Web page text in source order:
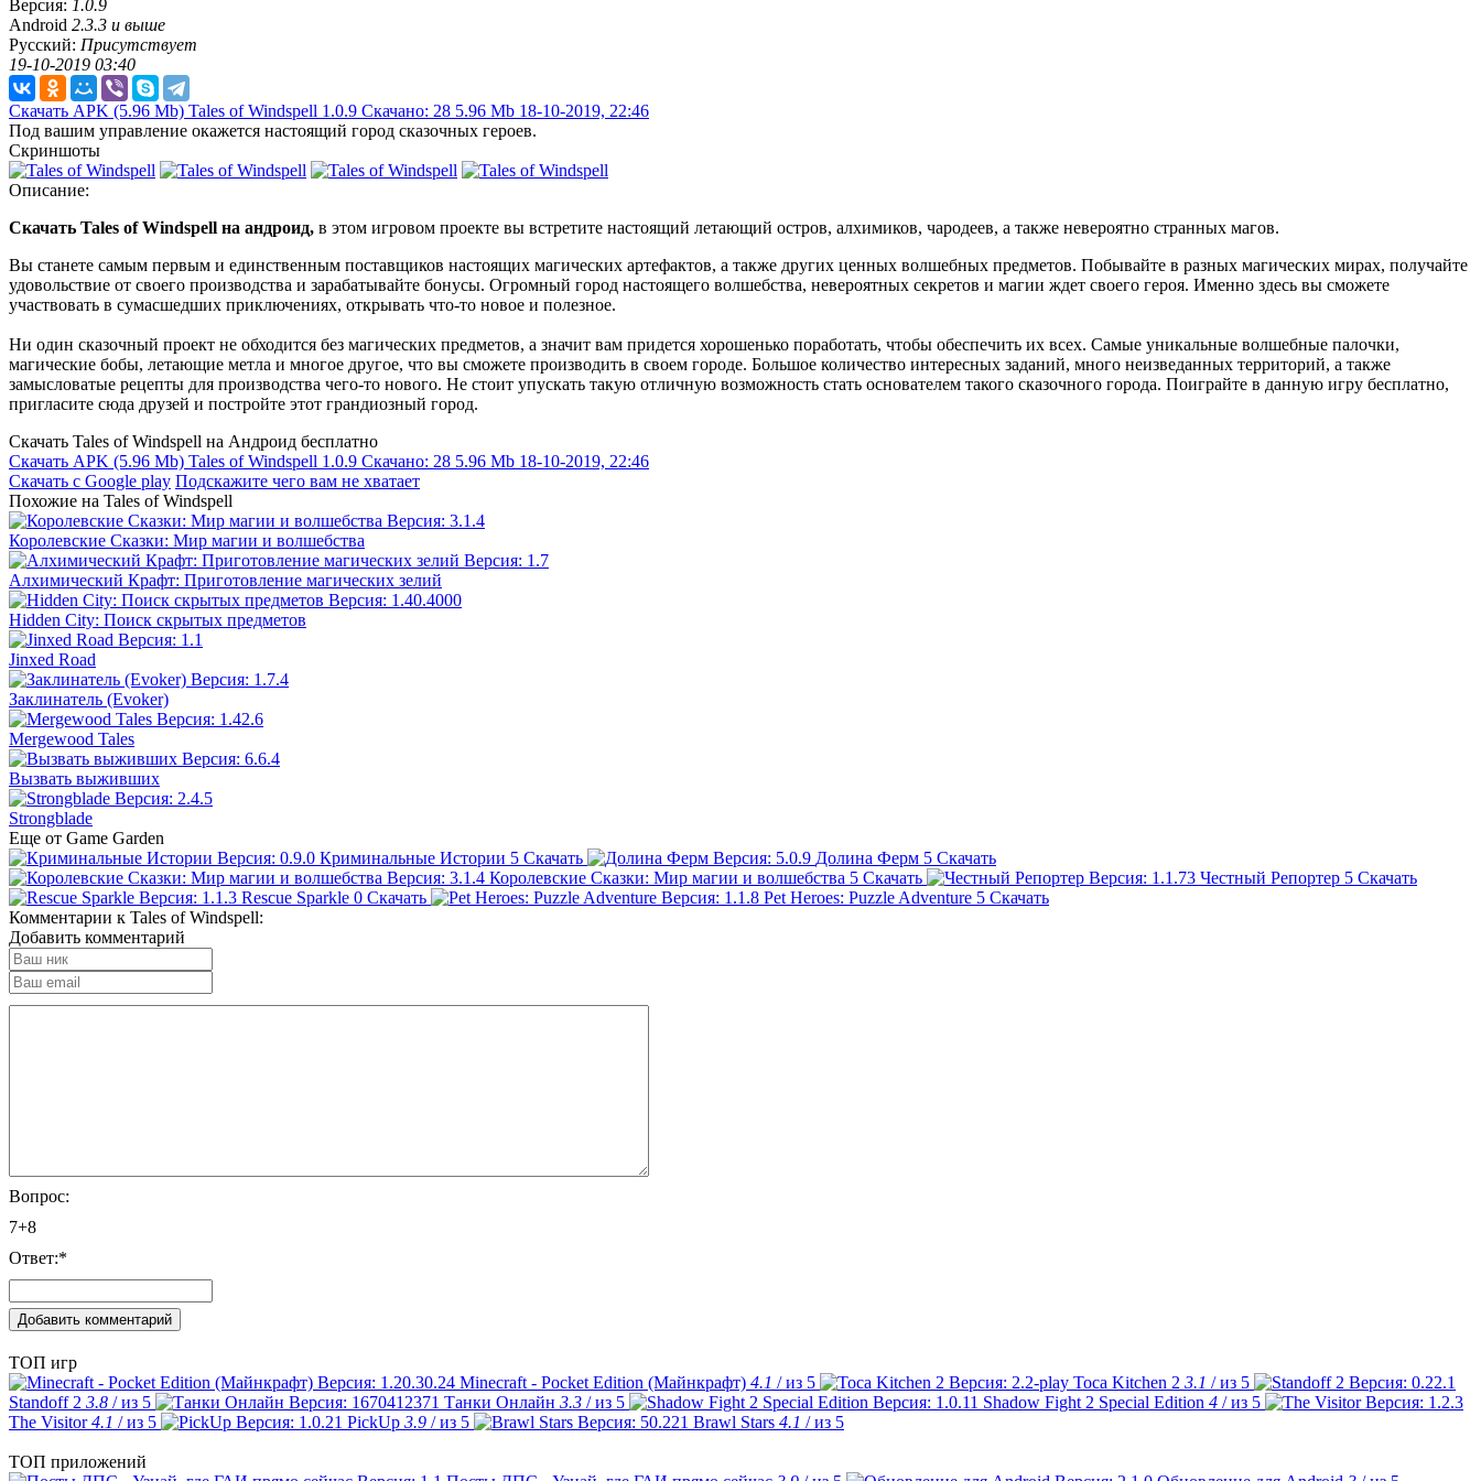
Версия: 1.0.9
Android 2.3.3 и выше
Русский: Присутствует
19-10-2019 03:40
Скачать APK (5.96 Mb) Tales of Windspell 1.0.9 Скачано: 28 5.96 Mb 18-10-2019, 22:46
Под вашим управление окажется настоящий город сказочных героев.
Скриншоты
Описание:
Скачать Tales of Windspell на андроид, в этом игровом проекте вы встретите настоящий летающий остров, алхимиков, чародеев, а также невероятно странных магов.
Вы станете самым первым и единственным поставщиков настоящих магических артефактов, а также других ценных волшебных предметов. Побывайте в разных магических мирах, получайте
удовольствие от своего производства и зарабатывайте бонусы. Огромный город настоящего волшебства, невероятных секретов и магии ждет своего героя. Именно здесь вы сможете
участвовать в сумасшедших приключениях, открывать что-то новое и полезное.
Ни один сказочный проект не обходится без магических предметов, а значит вам придется хорошенько поработать, чтобы обеспечить их всех. Самые уникальные волшебные палочки,
магические бобы, летающие метла и многое другое, что вы сможете производить в своем городе. Большое количество интересных заданий, много неизведанных территорий, а также
замысловатые рецепты для производства чего-то нового. Не стоит упускать такую отличную возможность стать основателем такого сказочного города. Поиграйте в данную игру бесплатно,
пригласите сюда друзей и постройте этот грандиозный город.
Скачать Tales of Windspell на Андроид бесплатно
Скачать APK (5.96 Mb) Tales of Windspell 1.0.9 Скачано: 28 5.96 Mb 18-10-2019, 22:46
Скачать с Google play Подскажите чего вам не хватает
Похожие на Tales of Windspell
Королевские Сказки: Мир магии и волшебства
Алхимический Крафт: Приготовление магических зелий
Hidden City: Поиск скрытых предметов
Jinxed Road
Заклинатель (Evoker)
Mergewood Tales
Вызвать выживших
Strongblade
Еще от Game Garden
Криминальные Истории 5 Скачать Долина Ферм 5 Скачать
Королевские Сказки: Мир магии и волшебства 5 Скачать Честный Репортер 5 Скачать
Rescue Sparkle 0 Скачать Pet Heroes: Puzzle Adventure 5 Скачать
Комментарии к Tales of Windspell:
Добавить комментарий
Вопрос:
7+8
Ответ:*
ТОП игр
Minecraft - Pocket Edition (Майнкрафт) 4.1 / из 5 Toca Kitchen 2 3.1 / из 5
Standoff 2 3.8 / из 5 Танки Онлайн 3.3 / из 5 Shadow Fight 2 Special Edition 4 / из 5
The Visitor4.1 / из 5 PickUp 3.9 / из 5 Brawl Stars 4.1 / из 5
ТОП приложений